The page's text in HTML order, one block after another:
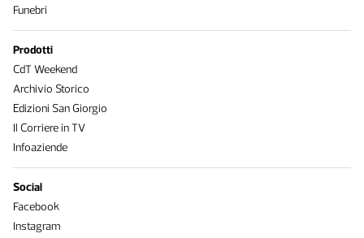
Funebri
Prodotti
CdT Weekend
Archivio Storico
Edizioni San Giorgio
Il Corriere in TV
Infoaziende
Social
Facebook
Instagram